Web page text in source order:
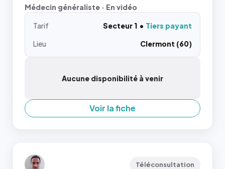
Médecin généraliste · En vidéo
Tarif Secteur 1
Tiers payant
Lieu
Clermont (60)
Aucune disponibilité à venir
Voir la fiche
Téléconsultation